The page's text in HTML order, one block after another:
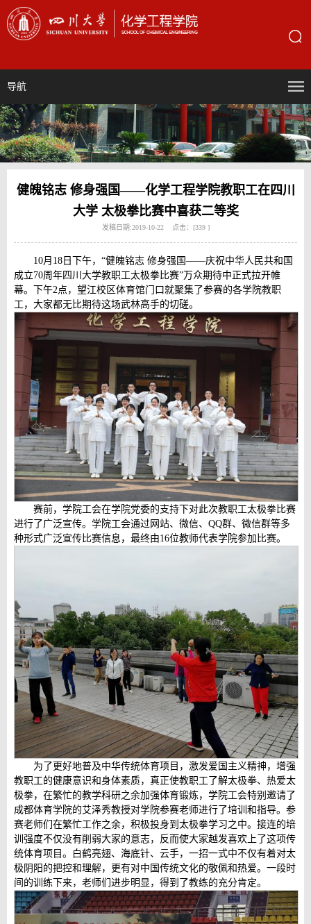
导航
健魄铭志 修身强国——化学工程学院教职工在四川
大学 太极拳比赛中喜获二等奖
发稿日期:2019-10-22 点击：[339 ]
10月18日下午，“健魄铭志 修身强国——庆祝中华人民共和国
成立70周年四川大学教职工太极拳比赛”万众期待中正式拉开帷
幕。下午2点，望江校区体育馆门口就聚集了参赛的各学院教职
工，大家都无比期待这场武林高手的切磋。
赛前，学院工会在学院党委的支持下对此次教职工太极拳比赛
进行了广泛宣传。学院工会通过网站、微信、QQ群、微信群等多
种形式广泛宣传比赛信息，最终由16位教师代表学院参加比赛。
为了更好地普及中华传统体育项目，激发爱国主义精神，增强
教职工的健康意识和身体素质，真正使教职工了解太极拳、热爱太
极拳，在繁忙的教学科研之余加强体育锻炼，学院工会特别邀请了
成都体育学院的艾泽秀教授对学院参赛老师进行了培训和指导。参
赛老师们在繁忙工作之余，积极投身到太极拳学习之中。接连的培
训强度不仅没有削弱大家的意志，反而使大家越发喜欢上了这项传
统体育项目。白鹤亮翅、海底针、云手，一招一式中不仅有着对太
极阴阳的把控和理解，更有对中国传统文化的敬佩和热爱。一段时
间的训练下来，老师们进步明显，得到了教练的充分肯定。